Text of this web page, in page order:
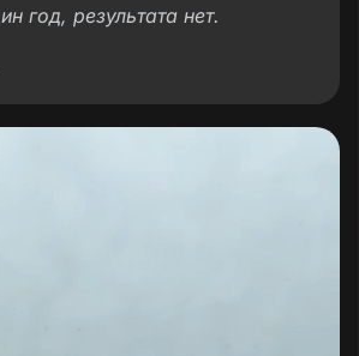
год, результата нет.